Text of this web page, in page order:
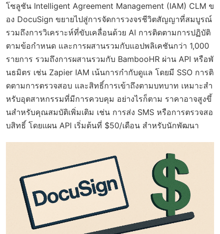
โซลูชัน Intelligent Agreement Management (IAM) CLM ข
อง DocuSign ขยายไปสู่การจัดการวงจรชีวิตสัญญาที่สมบูรณ์
รวมถึงการวิเคราะห์ที่ขับเคลื่อนด้วย AI การติดตามการปฏิบัติ
ตามข้อกำหนด และการผสานรวมกับแอปพลิเคชันกว่า 1,000
รายการ รวมถึงการผสานรวมกับ BambooHR ผ่าน API หรือพั
นธมิตร เช่น Zapier IAM เน้นการกำกับดูแล โดยมี SSO การติ
ดตามการตรวจสอบ และสิทธิ์การเข้าถึงตามบทบาท เหมาะสำ
หรับอุตสาหกรรมที่มีการควบคุม อย่างไรก็ตาม ราคาอาจสูงขึ้
นสำหรับคุณสมบัติเพิ่มเติม เช่น การส่ง SMS หรือการตรวจสอ
บสิทธิ์ โดยแผน API เริ่มต้นที่ $50/เดือน สำหรับนักพัฒนา